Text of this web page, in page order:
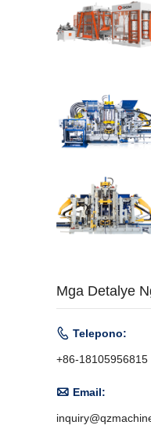
Mga Detalye
 Telepono:
+86-18105956815
 Email: